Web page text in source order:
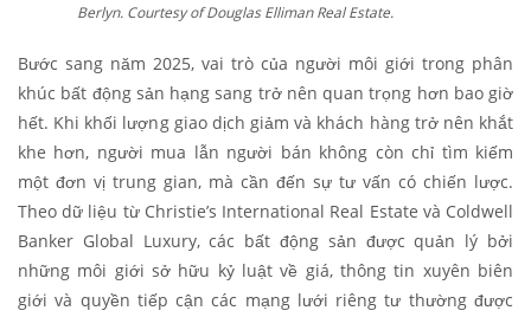
Berlyn. Courtesy of Douglas Elliman Real Estate.
Bước sang năm 2025, vai trò của người môi giới trong phân
khúc bất động sản hạng sang trở nên quan trọng hơn bao giờ
hết. Khi khối lượng giao dịch giảm và khách hàng trở nên khắt
khe hơn, người mua lẫn người bán không còn chỉ tìm kiếm
một đơn vị trung gian, mà cần đến sự tư vấn có chiến lược.
Theo dữ liệu từ Christie’s International Real Estate và Coldwell
Banker Global Luxury, các bất động sản được quản lý bởi
những môi giới sở hữu kỷ luật về giá, thông tin xuyên biên
giới và quyền tiếp cận các mạng lưới riêng tư thường được